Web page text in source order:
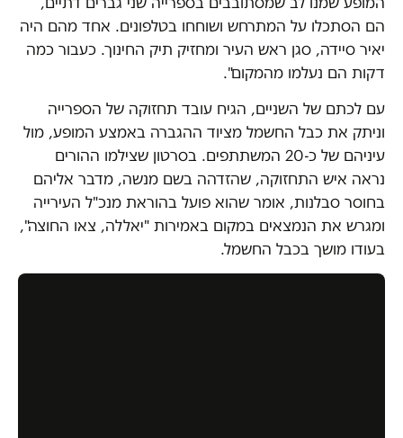
הם הסתכלו על המתרחש ושוחחו בטלפונים. אחד מהם היה
יאיר סיידה, סגן ראש העיר ומחזיק תיק החינוך. כעבור כמה
דקות הם נעלמו מהמקום".
עם לכתם של השניים, הגיח עובד תחזוקה של הספרייה
וניתק את כבל החשמל מציוד ההגברה באמצע המופע, מול
עיניהם של כ-20 המשתתפים. בסרטון שצילמו ההורים
נראה איש התחזוקה, שהזדהה בשם מנשה, מדבר אליהם
בחוסר סבלנות, אומר שהוא פועל בהוראת מנכ"ל העירייה
ומגרש את הנמצאים במקום באמירות "יאללה, צאו החוצה",
בעודו מושך בכבל החשמל.